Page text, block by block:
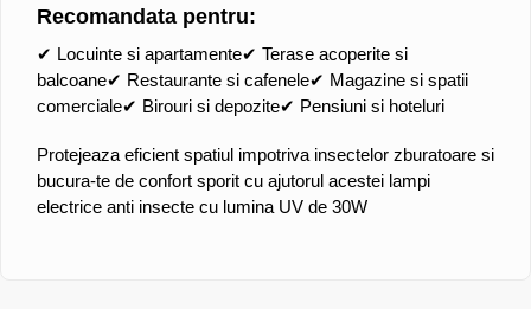
Recomandata pentru:
✔ Locuinte si apartamente✔ Terase acoperite si
balcoane✔ Restaurante si cafenele✔ Magazine si spatii
comerciale✔ Birouri si depozite✔ Pensiuni si hoteluri
Protejeaza eficient spatiul impotriva insectelor zburatoare si
bucura-te de confort sporit cu ajutorul acestei lampi
electrice anti insecte cu lumina UV de 30W